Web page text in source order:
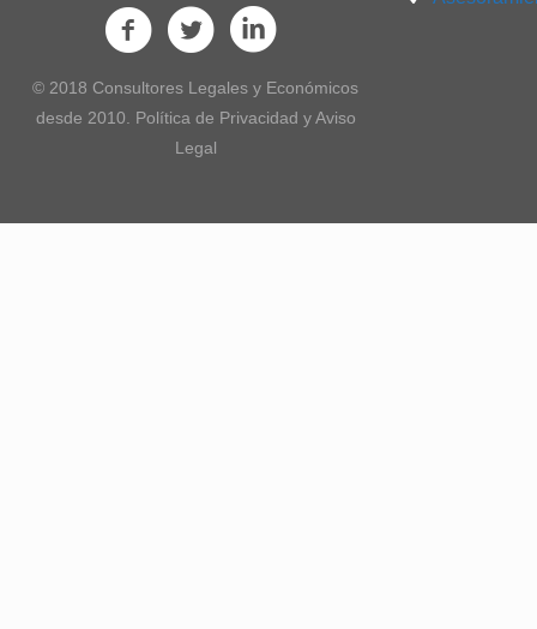
© 2018 Consultores Legales y Económicos
desde 2010. Política de Privacidad y Aviso
Legal